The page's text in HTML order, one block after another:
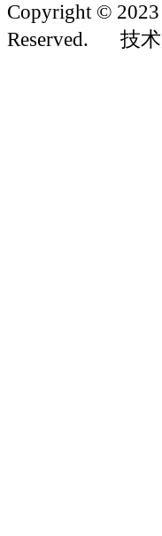
Copyright ©
Reserved.
技术